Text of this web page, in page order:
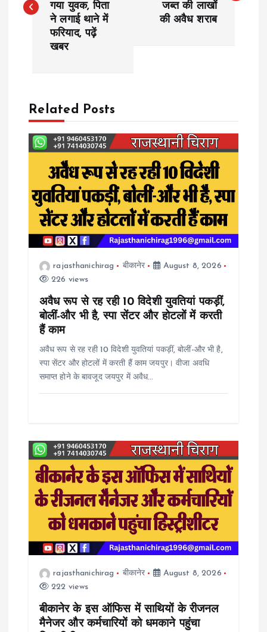
s
a
v
g
t
गया युवक, पिता
ने लगाई थाने में
फरियाद, पढ़ें
खबर
जब्त की लाखों
की अवैध शराब
Related Posts
rajasthanichirag बीकानेर
August 8, 2026
226 views
अवैध रूप से रह रही 10 विदेशी युवतियां पकड़ीं,
बोलीं-और भी है, स्पा सेंटर और होटलों में करती
हैं काम
अवैध रूप से रह रही 10 विदेशी युवतियां पकड़ीं, बोलीं-और भी है,
स्पा सेंटर और होटलों में करती हैं काम जयपुर। वीजा अवधि
समाप्त होने के बावजूद जयपुर में अवैध…
rajasthanichirag बीकानेर
August 8, 2026
222 views
बीकानेर के इस ऑफिस में साथियों के रीजनल
मैनेजर और कर्मचारियों को धमकाने पहुंचा